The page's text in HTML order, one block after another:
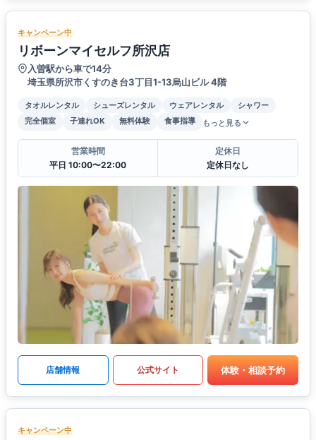
キャンペーン中
リボーンマイセルフ所沢店
入曽駅から車で14分
埼玉県所沢市くすのき台3丁目1-13烏山ビル 4階
タオルレンタル シューズレンタル ウェアレンタル
シャワー
完全個室
子連れOK 無料体験 食事指導 もっと見る
営業時間
平日 10:00〜22:00
定休日
定休日なし
店舗情報 公式サイト 体験・相談予約
キャンペーン中